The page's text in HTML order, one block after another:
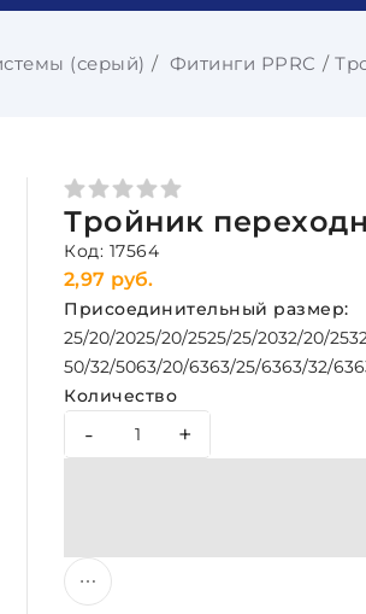
(серый) Фитинги PPRC
Тройник
Код: 17564
2,97 руб.
Присоединительный размер:
25/20/2025/20/2525/25/2032/20/25
50/32/5063/20/6363/25/6363/32/63
Количество
- +